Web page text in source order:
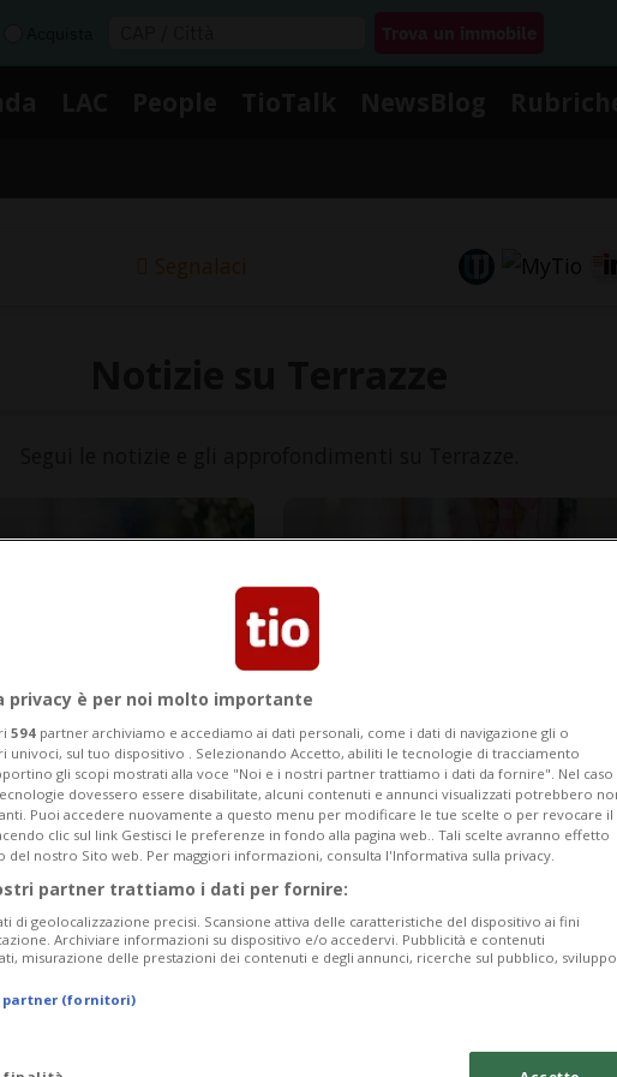
Segnalaci
9 mesi 15
terrazze dei
CANTONE
«Per alcuni giorni
prenotati»
privacy è per noi molto importante
594 partner archiviamo e accediamo ai dati personali, come i dati di navigazione gli o
univoci, sul tuo dispositivo . Selezionando Accetto, abiliti le tecnologie di tracciamento
gli scopi mostrati alla voce "Noi e i nostri partner trattiamo i dati da fornire". Nel caso
dovessero essere disabilitate, alcuni contenuti e annunci visualizzati potrebbero
Puoi accedere nuovamente a questo menu per modificare le tue scelte o per revocare il
clic sul link Gestisci le preferenze in fondo alla pagina web.. Tali scelte avranno effetto
del nostro Sito web. Per maggiori informazioni, consulta l'Informativa sulla privacy.
partner trattiamo i dati per fornire:
di geolocalizzazione precisi. Scansione attiva delle caratteristiche del dispositivo ai fini
Archiviare informazioni su dispositivo e/o accedervi. Pubblicità e contenuti
misurazione delle prestazioni dei contenuti e degli annunci, ricerche sul pubblico, sviluppo
partner (fornitori)